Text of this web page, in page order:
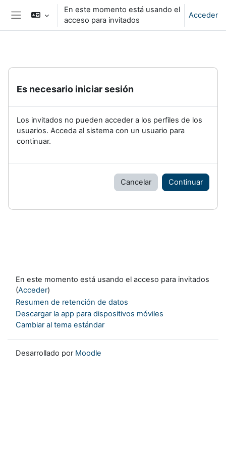
Salta al contenido principal
Panel lateral
En este momento está usando el
acceso para invitados
Acceder
Es necesario iniciar sesión
Los invitados no pueden acceder a los perfiles de los
usuarios. Acceda al sistema con un usuario para
continuar.
Cancelar Continuar
En este momento está usando el acceso para invitados
(Acceder)
Resumen de retención de datos
Descargar la app para dispositivos móviles
Cambiar al tema estándar
Desarrollado por Moodle